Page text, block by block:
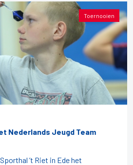
Toernooien
Nederlands Jeugd Team
’t Riet in Ede het